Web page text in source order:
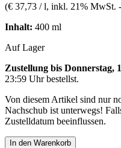
(€ 37,73 / l, inkl. 21% MwSt. -
Inhalt: 400 ml
Auf Lager
Zustellung bis Donnerstag,
23:59 Uhrbestellst.
Von diesem Artikel sind nur
Nachschub ist unterwegs!
Zustelldatum beeinflussen.
In den Warenkorb